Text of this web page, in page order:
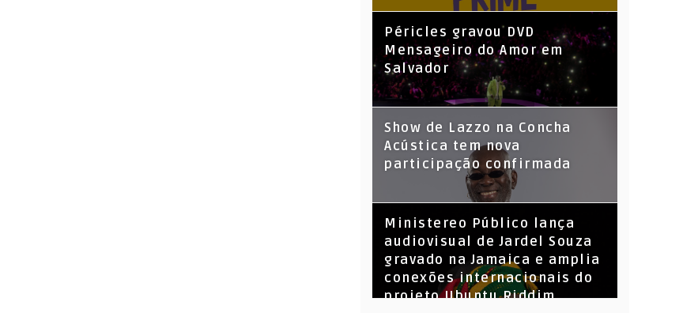
Péricles gravou DVD
Mensageiro do Amor em
Salvador
Show de Lazzo na Concha
Acústica tem nova
participação confirmada
​Ministereo Público lança
audiovisual de Jardel Souza
gravado na Jamaica e amplia
conexões internacionais do
projeto Ubuntu Riddim